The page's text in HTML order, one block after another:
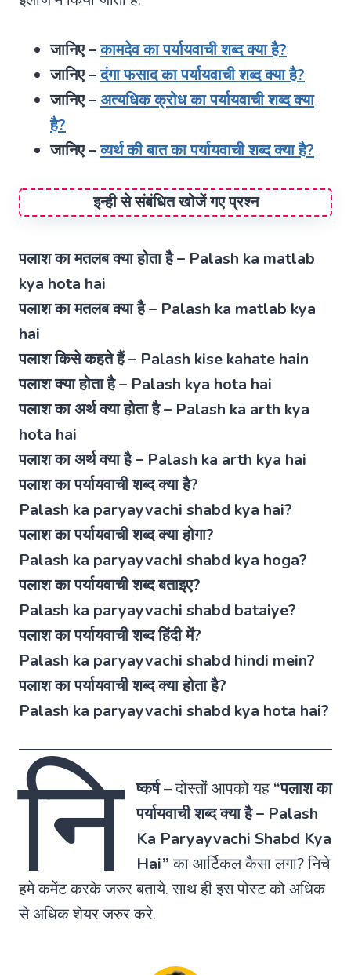
जानिए –कामदेव का पर्यायवाची शब्द क्या है?
जानिए –दंगा फसाद का पर्यायवाची शब्द क्या है?
जानिए –अत्यधिक क्रोध का पर्यायवाची शब्द क्या
है?
जानिए –व्यर्थ की बात का पर्यायवाची शब्द क्या है?
इन्ही से संबंधित खोजें गए प्रश्न
पलाश का मतलब क्या होता है – Palash ka matlab
kya hota hai
पलाश का मतलब क्या है – Palash ka matlab kya
hai
पलाश किसे कहते हैं – Palash kise kahate hain
पलाश क्या होता है – Palash kya hota hai
पलाश का अर्थ क्या होता है – Palash ka arth kya
hota hai
पलाश का अर्थ क्या है – Palash ka arth kya hai
पलाश का पर्यायवाची शब्द क्या है?
Palash ka paryayvachi shabd kya hai?
पलाश का पर्यायवाची शब्द क्या होगा?
Palash ka paryayvachi shabd kya hoga?
पलाश का पर्यायवाची शब्द बताइए?
Palash ka paryayvachi shabd bataiye?
पलाश का पर्यायवाची शब्द हिंदी में?
Palash ka paryayvachi shabd hindi mein?
पलाश का पर्यायवाची शब्द क्या होता है?
Palash ka paryayvachi shabd kya hota hai?
नि ष्कर्ष–दोस्तों आपको यह “पलाश का
पर्यायवाची शब्द क्या है – Palash
Ka Paryayvachi Shabd Kya
Hai”का आर्टिकल कैसा लगा? निचे
हमे कमेंट करके जरुर बताये. साथ ही इस पोस्ट को अधिक
से अधिक शेयर जरुर करे.